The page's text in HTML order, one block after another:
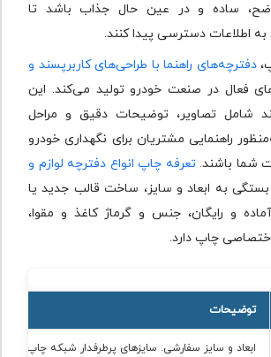
ساده و در عین حال جذاب باشد تا
اطلاعات دسترسی پیدا کنند.
دفترچه‌های راهنما با طراحی‌های کاربرپسند و
فعال در صنعت خودرو تولید می‌کند. این
شامل تصاویر، توضیحات دقیق و مراحل
راهنمایی مشتریان برای نگهداری خودرو
شما باشند.تعرفه چاپ انواع دفترچه لوازم و
بستگی به ابعاد و سایز، ساخت قالب جدید یا
و رایگان، جنس و گرماژ کاغذ و مقوا،
چاپ دارد.
توضیحات
ابعاد و سایز سفارشی. سایزهای پرطرفدار شبکه چاپ (